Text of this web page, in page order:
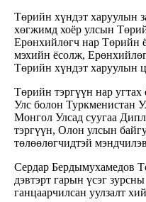
Төрийн хүндэт харуулын
хөгжимд хоёр улсын
Ерөнхийлөгч нар Төрийн
мэхийн ёсолж,
Төрийн хүндэт харуулын
Төрийн тэргүүн нар
Улс болон Туркменистан
Монгол Улсад суугаа
тэргүүн, Олон улсын
төлөөлөгчидтэй
Сердар Бердымухамедов
дэвтэрт гарын үсэг
ганцаарчилсан уулзалт